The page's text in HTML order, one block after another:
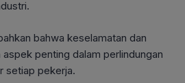
bahwa keselamatan dan
penting dalam perlindungan
setiap pekerja.